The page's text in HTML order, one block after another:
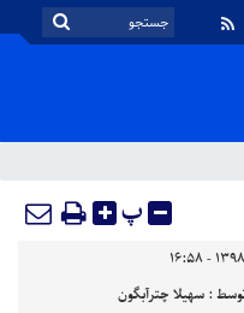
پ
:سهیلا چترآبگون